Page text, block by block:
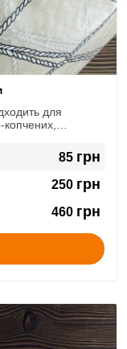
для
копчених,
85 грн
250 грн
460 грн